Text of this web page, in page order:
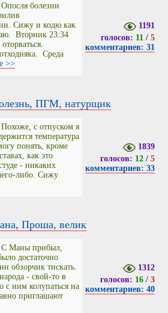
болезни
Сижу и кодю как
Вторник 23:34
Среда
>>
1191
голосов: 11 / 5
комментариев: 31
ПГМ, натурщик
с отпуском я
температура
понять, кроме
как это
- никаких
либо. Сижу
1839
голосов: 12/ 5
комментариев: 33
Проша, велик
С Маны прибыл,
достаточно
обзорчик тискать.
- свой-то в
с ним колупаться на
приглашают
1312
голосов: 16/ 3
комментариев: 40